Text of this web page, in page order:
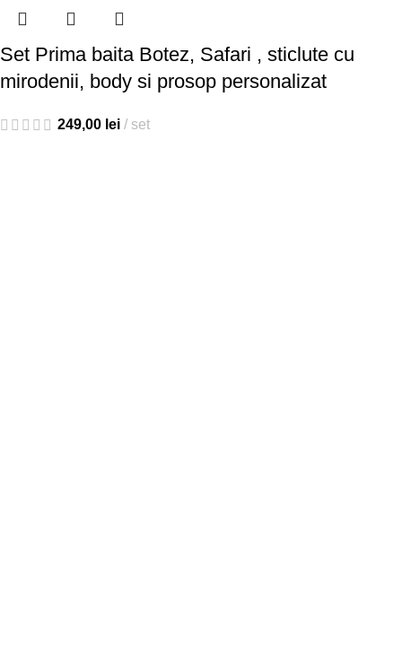
Set Prima baita Botez, Safari , sticlute cu
mirodenii, body si prosop personalizat
249,00 lei set